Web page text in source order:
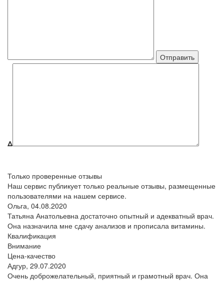
Δ
Только проверенные отзывы
Наш сервис публикует только реальные отзывы, размещенные
пользователями на нашем сервисе.
Ольга, 04.08.2020
Татьяна Анатольевна достаточно опытный и адекватный врач.
Она назначила мне сдачу анализов и прописала витамины.
Квалификация
Внимание
Цена-качество
Адгур, 29.07.2020
Очень доброжелательный, приятный и грамотный врач. Она